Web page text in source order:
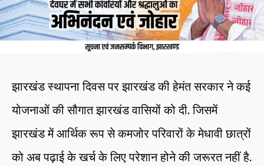
झारखंड स्थापना दिवस पर झारखंड की हेमंत सरकार ने कई
योजनाओं की सौगात झारखंड वासियों को दी. जिसमें
झारखंड में आर्थिक रूप से कमजोर परिवारों के मेधावी छात्रों
को अब पढ़ाई के खर्च के लिए परेशान होने की जरूरत नहीं है.